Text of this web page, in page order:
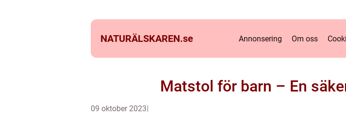
NATURÄLSKAREN.se Annonsering Om oss
Matstol för barn – En
09 oktober 2023